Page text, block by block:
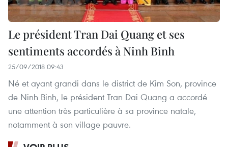
Le président Tran Dai Quang et ses
sentiments accordés à Ninh Binh
25/09/2018 09:43
Né et ayant grandi dans le district de Kim Son, province
de Ninh Binh, le président Tran Dai Quang a accordé
une attention très particulière à sa province natale,
notamment à son village pauvre.